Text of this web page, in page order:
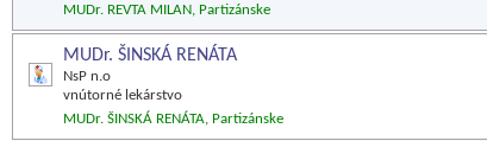
MUDr. REVTA MILAN, Partizánske
MUDr. ŠINSKÁ RENÁTA
NsP n.o
vnútorné lekárstvo
MUDr. ŠINSKÁ RENÁTA, Partizánske